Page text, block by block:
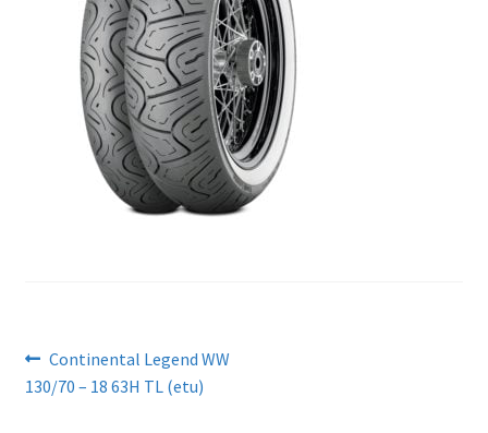
Artikkelien
selaus
Edellinen
artikkeli
Continental Legend WW
130/70 – 18 63H TL (etu)